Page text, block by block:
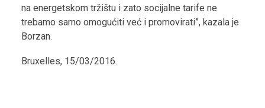
na energetskom tržištu i zato socijalne tarife ne
trebamo samo omogućiti već i promovirati”, kazala je
Borzan.
Bruxelles, 15/03/2016.